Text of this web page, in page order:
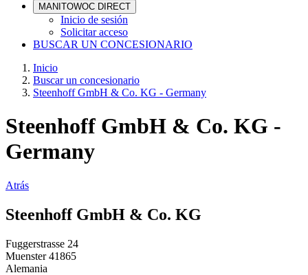
MANITOWOC DIRECT
Inicio de sesión
Solicitar acceso
BUSCAR UN CONCESIONARIO
Inicio
Buscar un concesionario
Steenhoff GmbH & Co. KG - Germany
Steenhoff GmbH & Co. KG -
Germany
Atrás
Steenhoff GmbH & Co. KG
Fuggerstrasse 24
Muenster 41865
Alemania